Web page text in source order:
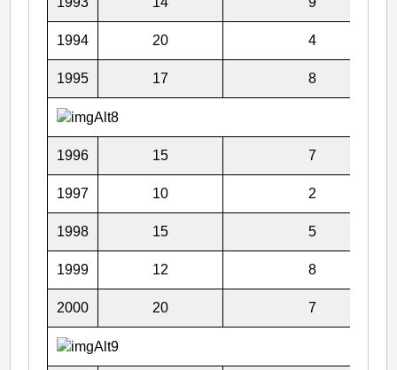
1994 20 4
1995 17 8
1996 15 7
1997 10 2
1998 15 5
1999 12 8
2000 20 7